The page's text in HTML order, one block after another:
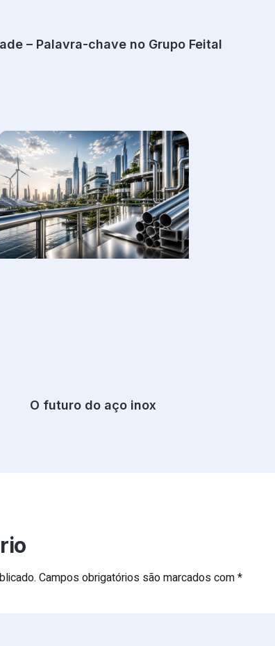
– Palavra-chave no Grupo Feital
O futuro do aço inox
Campos obrigatórios são marcados com*